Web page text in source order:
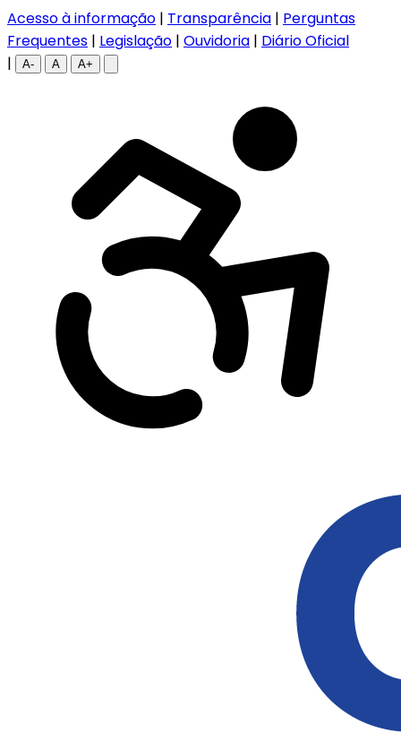
Acesso à informação | Transparência | Perguntas
Frequentes | Legislação | Ouvidoria | Diário Oficial
|
A- A A+